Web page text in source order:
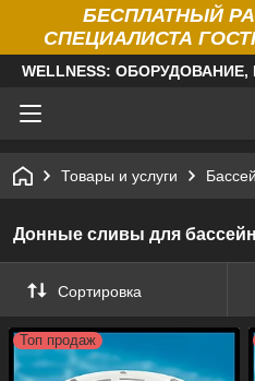
БЕСПЛАТНЫЙ
СПЕЦИАЛИСТА
WELLNESS:
Товары и услуги
Донные сливы для
Сортировка
Топ продаж